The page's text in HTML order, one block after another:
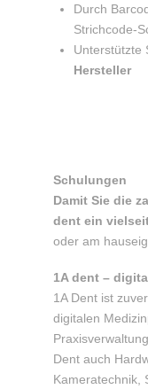
Durch
Strichcode-
Unterstützte
Hersteller
Schulungen
Damit Sie die
dent ein
oder am
1A dent –
1A Dent ist
digitalen
Dent auch
Kameratechnik,